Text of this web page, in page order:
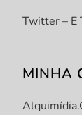
Twitter – E
MINHA